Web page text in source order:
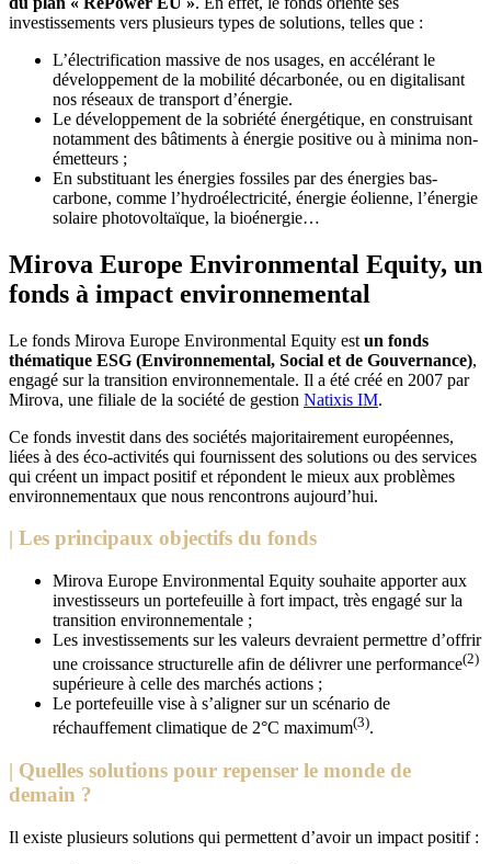
investissements vers plusieurs types de solutions, telles que :
L’électrification massive de nos usages, en accélérant le
développement de la mobilité décarbonée, ou en digitalisant
nos réseaux de transport d’énergie.
Le développement de la sobriété énergétique, en construisant
notamment des bâtiments à énergie positive ou à minima non-
émetteurs ;
En substituant les énergies fossiles par des énergies bas-
carbone, comme l’hydroélectricité, énergie éolienne, l’énergie
solaire photovoltaïque, la bioénergie…
Mirova Europe Environmental Equity, un
fonds à impact environnemental
Le fonds Mirova Europe Environmental Equity est un fonds
thématique ESG (Environnemental, Social et de Gouvernance),
engagé sur la transition environnementale. Il a été créé en 2007 par
Mirova, une filiale de la société de gestion Natixis IM.
Ce fonds investit dans des sociétés majoritairement européennes,
liées à des éco-activités qui fournissent des solutions ou des services
qui créent un impact positif et répondent le mieux aux problèmes
environnementaux que nous rencontrons aujourd’hui.
| Les principaux objectifs du fonds
Mirova Europe Environmental Equity souhaite apporter aux
investisseurs un portefeuille à fort impact, très engagé sur la
transition environnementale ;
Les investissements sur les valeurs devraient permettre d’offrir
une croissance structurelle afin de délivrer une performance(2)
supérieure à celle des marchés actions ;
Le portefeuille vise à s’aligner sur un scénario de
réchauffement climatique de 2°C maximum(3).
| Quelles solutions pour repenser le monde de
demain ?
Il existe plusieurs solutions qui permettent d’avoir un impact positif :